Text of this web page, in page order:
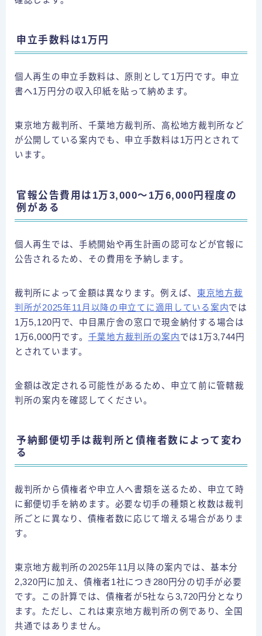
申立手数料は1万円
個人再生の申立手数料は、原則として1万円です。申立
書へ1万円分の収入印紙を貼って納めます。
東京地方裁判所、千葉地方裁判所、高松地方裁判所など
が公開している案内でも、申立手数料は1万円とされて
います。
官報公告費用は1万3,000～1万6,000円程度の
例がある
個人再生では、手続開始や再生計画の認可などが官報に
公告されるため、その費用を予納します。
裁判所によって金額は異なります。例えば、 東京地方裁
判所が2025年11月以降の申立てに適用している案内では
1万5,120円で、中目黒庁舎の窓口で現金納付する場合は
1万6,000円です。 千葉地方裁判所の案内 では1万3,744円
とされています。
金額は改定される可能性があるため、申立て前に管轄裁
判所の案内を確認してください。
予納郵便切手は裁判所と債権者数によって変わ
る
裁判所から債権者や申立人へ書類を送るため、申立て時
に郵便切手を納めます。必要な切手の種類と枚数は裁判
所ごとに異なり、債権者数に応じて増える場合がありま
す。
東京地方裁判所の2025年11月以降の案内では、基本分
2,320円に加え、債権者1社につき280円分の切手が必要
です。この計算では、債権者が5社なら3,720円分となり
ます。ただし、これは東京地方裁判所の例であり、全国
共通ではありません。